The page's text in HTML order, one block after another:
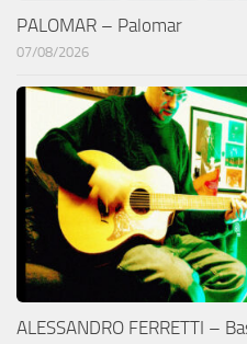
PALOMAR – Palomar
07/08/2026
ALESSANDRO FERRETTI –